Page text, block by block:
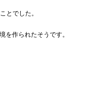
とでした。
を作られたそうです。